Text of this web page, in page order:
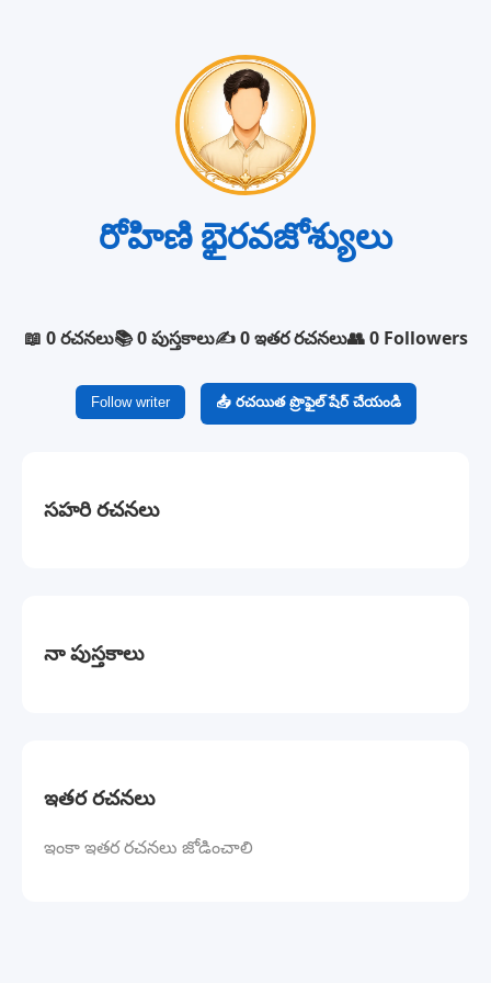
రోహిణి భైరవజోశ్యులు
📖 0 రచనలు📚 0 పుస్తకాలు✍️ 0 ఇతర రచనలు👥 0 Followers
Follow writer 📤 రచయిత ప్రొఫైల్ షేర్ చేయండి
సహరి రచనలు
నా పుస్తకాలు
ఇతర రచనలు
ఇంకా ఇతర రచనలు జోడించాలి